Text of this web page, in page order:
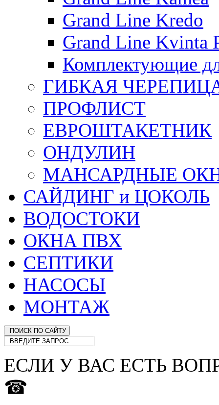
Grand Line Kredo
Grand Line Kvinta
Комплектующие
ГИБКАЯ
ПРОФЛИСТ
ЕВРОШТАКЕТНИК
ОНДУЛИН
МАНСАРДНЫЕ
САЙДИНГ и ЦОКОЛЬ
ВОДОСТОКИ
ОКНА ПВХ
СЕПТИКИ
НАСОСЫ
МОНТАЖ
ЕСЛИ У ВАС ЕСТЬ
☎